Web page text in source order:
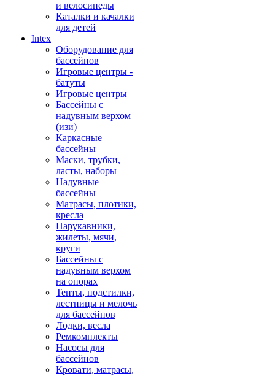
и велосипеды
Каталки и качалки
для детей
Intex
Оборудование для
бассейнов
Игровые центры -
батуты
Игровые центры
Бассейны с
надувным верхом
(изи)
Каркасные
бассейны
Маски, трубки,
ласты, наборы
Надувные
бассейны
Матрасы, плотики,
кресла
Нарукавники,
жилеты, мячи,
круги
Бассейны с
надувным верхом
на опорах
Тенты, подстилки,
лестницы и мелочь
для бассейнов
Лодки, весла
Ремкомплекты
Насосы для
бассейнов
Кровати, матрасы,